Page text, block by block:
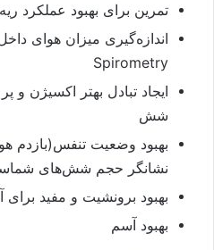
تمرین برای بهبود عملکرد
اندازه‌گیری میزان هوای
Spirometry
ایجاد تبادل بهتر اکسیژن
شش
بهبود وضعیت تنفس(بازدم
نشانگر حجم شش‌های
بهبود برونشیت و مفید برای
بهبود آسم